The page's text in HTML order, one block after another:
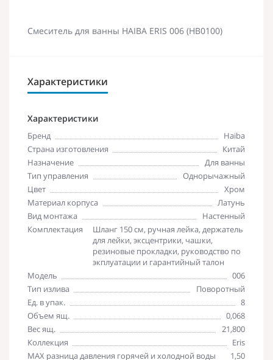
Смеситель для ванны HAIBA ERIS 006 (HB0100)
Характеристики
Характеристики
Бренд
Haiba
Страна изготовления
Китай
Назначение
Для ванны
Тип управления
Однорычажный
Цвет
Хром
Материал корпуса
Латунь
Вид монтажа
Настенный
Комплектация
Шланг 150 см, ручная лейка, держатель
для лейки, эксцентрики, чашки,
резиновые прокладки, руководство по
экплуатации и гарантийный талон
Модель
006
Тип излива
Поворотный
Ед. в упак.
8
Объем ящ.
0,068
Вес ящ.
21,800
Коллекция
Eris
MAX разница давления горячей и холодной воды
1,50